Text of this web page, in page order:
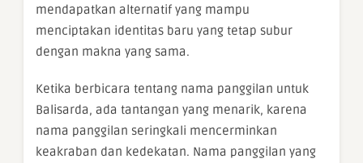
mendapatkan alternatif yang mampu
menciptakan identitas baru yang tetap subur
dengan makna yang sama.
Ketika berbicara tentang nama panggilan untuk
Balisarda, ada tantangan yang menarik, karena
nama panggilan seringkali mencerminkan
keakraban dan kedekatan. Nama panggilan yang